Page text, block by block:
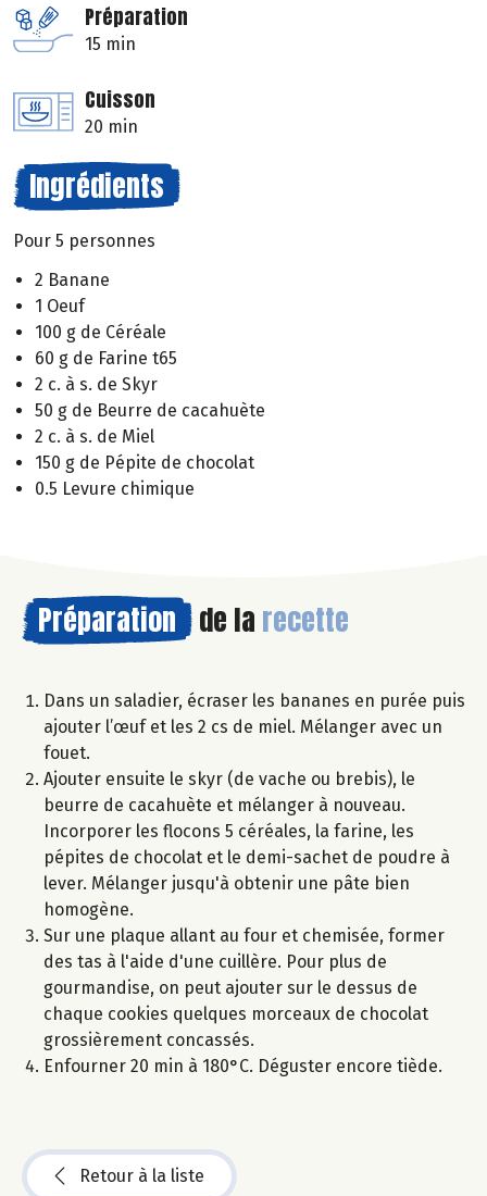
Préparation
15 min
Cuisson
20 min
Ingrédients
Pour 5 personnes
2 Banane
1 Oeuf
100 g de Céréale
60 g de Farine t65
2 c. à s. de Skyr
50 g de Beurre de cacahuète
2 c. à s. de Miel
150 g de Pépite de chocolat
0.5 Levure chimique
Préparation de la recette
Dans un saladier, écraser les bananes en purée puis
ajouter l’œuf et les 2 cs de miel. Mélanger avec un
fouet.
Ajouter ensuite le skyr (de vache ou brebis), le
beurre de cacahuète et mélanger à nouveau.
Incorporer les flocons 5 céréales, la farine, les
pépites de chocolat et le demi-sachet de poudre à
lever. Mélanger jusqu'à obtenir une pâte bien
homogène.
Sur une plaque allant au four et chemisée, former
des tas à l'aide d'une cuillère. Pour plus de
gourmandise, on peut ajouter sur le dessus de
chaque cookies quelques morceaux de chocolat
grossièrement concassés.
Enfourner 20 min à 180°C. Déguster encore tiède.
Retour à la liste